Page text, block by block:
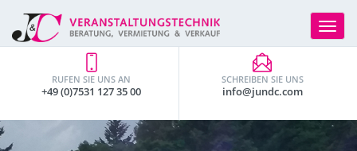
Toggle
SCHREIBEN SIE UNS
info@jundc.com
RUFEN SIE UNS AN
+49 (0)7531 127 35 00